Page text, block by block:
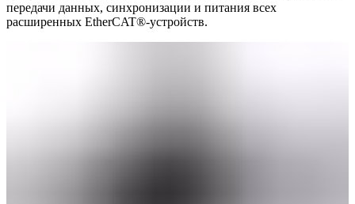
передачи данных, синхронизации и питания всех
расширенных EtherCAT®-устройств.